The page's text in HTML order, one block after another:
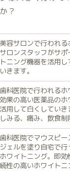
？
美容サロンで行われ
サロンスタッフがサ
トニング機器を活用
いきます。
歯科医院で行われるホ
効果の高い医薬品の
活用して白くしていき
しみる、痛み、飲食制
歯科医院でマウスピ
ジェルを塗り自宅で行
ホワイトニング。即
続性の高いホワイトニ